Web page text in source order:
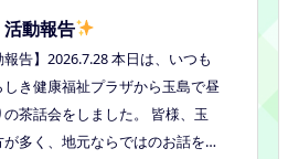
活動報告
報告】2026.7.28 本日は、いつも
しき健康福祉プラザから玉島で昼
の茶話会をしました。 皆様、玉
多く、地元ならではのお話をし